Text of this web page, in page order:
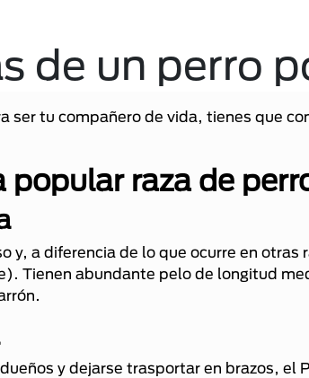
de un perro
ser tu compañero de vida, tienes que
popular raza de
y, a diferencia de lo que ocurre en otras
Tienen abundante pelo de longitud
y dejarse trasportar en brazos, el